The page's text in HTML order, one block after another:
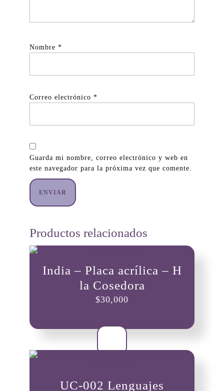
Nombre *
Correo electrónico *
Guarda mi nombre, correo electrónico y web en
este navegador para la próxima vez que comente.
Productos relacionados
India – Placa acrílica – H
la Cosedora
$30,000
UC-002 Lenguajes